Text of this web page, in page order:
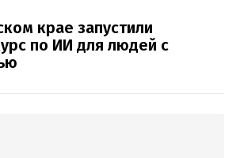
крае запустили
по ИИ для людей с